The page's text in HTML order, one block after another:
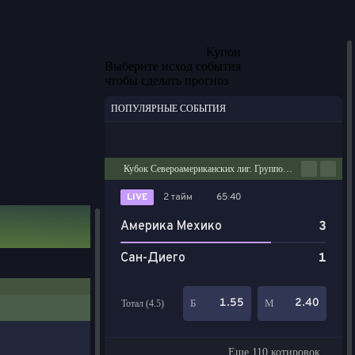
Купон
Выберите исход события
чтобы сделать прогноз
ПОПУЛЯРНЫЕ СОБЫТИЯ
Кубок Североамериканских лиг. Групповой этап
LIVE 2 тайм 65:40
Америка Мехико
3
Сан-Диего
1
Тотал (4.5) Б 1.55 М 2.40
Еще 110 котировок